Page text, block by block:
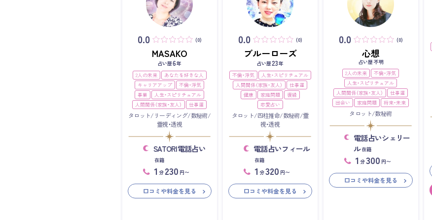
0.0 (0)
MASAKO
占い歴6年
2人の未来
あなたを好きな人
キャリアアップ
不倫・浮気
事業
人生・スピリチュアル
人間関係（家族・友人）
仕事運
タロット/リーディング/数秘術/
霊視・透視
SATORI電話占い
在籍
1 分 230 円〜
口コミや料金を見る
0.0 (0)
ブルーローズ
占い歴23年
不倫・浮気
人生・スピリチュアル
人間関係（家族・友人）
仕事運
健康
家庭問題
復縁
恋愛占い
タロット/四柱推命/数秘術/霊
視・透視
電話占いフィール
在籍
1 分320 円〜
口コミや料金を見る
0.0 (0)
心想
占い歴 不明
2人の未来
不倫・浮気
人生・スピリチュアル
人間関係（家族・友人）
仕事運
出会い
家庭問題 将来・未来
タロット/数秘術
電話占いシェリー
ル在籍
1 分300 円〜
口コミや料金を見る